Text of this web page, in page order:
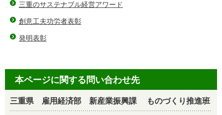
三重のサステナブル経営アワード
創意工夫功労者表彰
発明表彰
本ページに関する問い合わせ先
三重県 雇用経済部 新産業振興課 ものづくり推進班